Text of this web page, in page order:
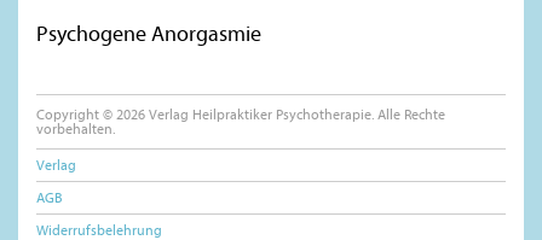
Psychogene Anorgasmie
Copyright © 2026 Verlag Heilpraktiker Psychotherapie. Alle Rechte
vorbehalten.
Verlag
AGB
Widerrufsbelehrung